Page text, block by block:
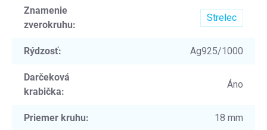
Znamenie
zverokruhu:
Strelec
Rýdzosť: Ag925/1000
Darčeková
krabička:
Áno
Priemer kruhu: 18 mm